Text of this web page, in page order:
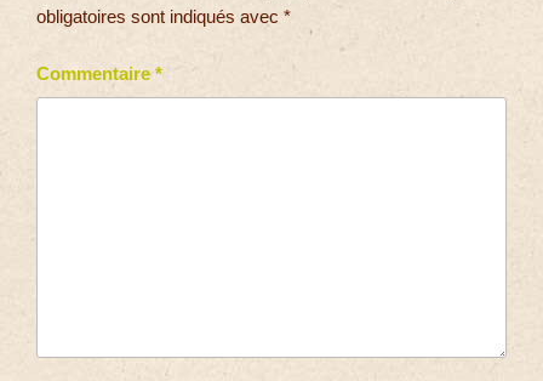
obligatoires sont indiqués avec *
Commentaire *